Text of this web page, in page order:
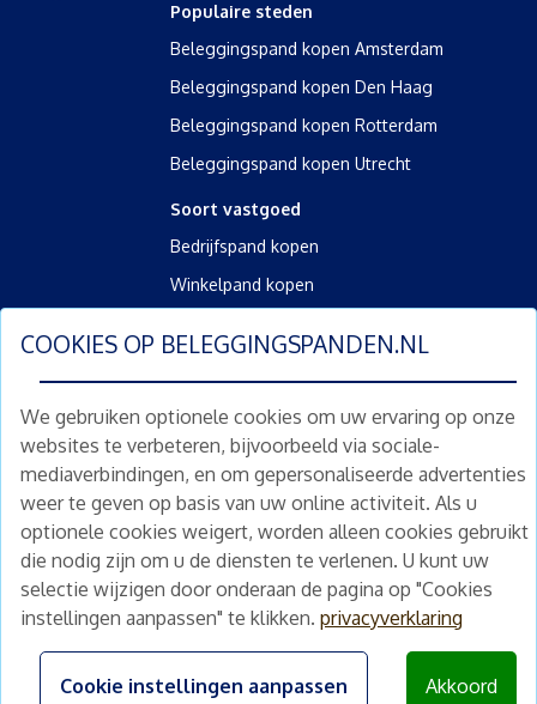
COOKIES OP BELEGGINGSPANDEN.NL
We gebruiken optionele cookies om uw ervaring op onze
websites te verbeteren, bijvoorbeeld via sociale-
mediaverbindingen, en om gepersonaliseerde advertenties
weer te geven op basis van uw online activiteit. Als u
optionele cookies weigert, worden alleen cookies gebruikt
die nodig zijn om u de diensten te verlenen. U kunt uw
selectie wijzigen door onderaan de pagina op "Cookies
instellingen aanpassen" te klikken. privacyverklaring
Cookie instellingen aanpassen Akkoord
Populaire steden
Beleggingspand kopen Amsterdam
Beleggingspand kopen Den Haag
Beleggingspand kopen Rotterdam
Beleggingspand kopen Utrecht
Soort vastgoed
Bedrijfspand kopen
Winkelpand kopen
Overig
Diensten
Gratis waardebepaling
Gratis waardebepaling aanvragen